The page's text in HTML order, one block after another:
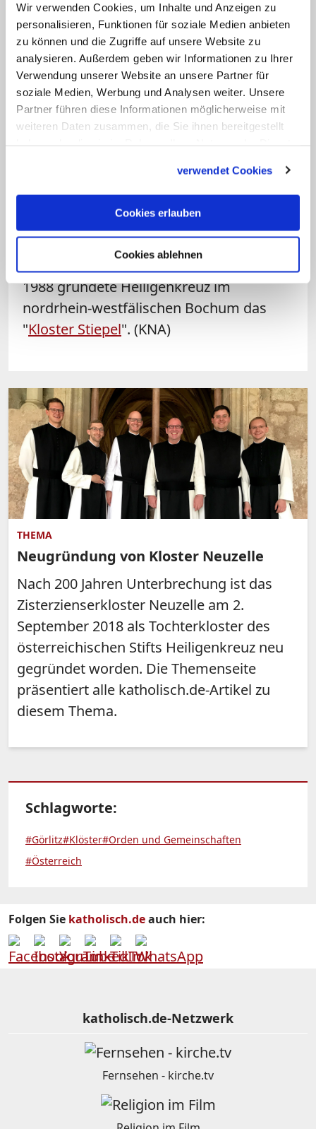
Wir verwenden Cookies, um Inhalte und Anzeigen zu
personalisieren, Funktionen für soziale Medien anbieten
zu können und die Zugriffe auf unsere Website zu
analysieren. Außerdem geben wir Informationen zu Ihrer
Verwendung unserer Website an unsere Partner für
soziale Medien, Werbung und Analysen weiter. Unsere
Partner führen diese Informationen möglicherweise mit
weiteren Daten zusammen, die Sie ihnen bereitgestellt
verwendet Cookies
Cookies erlauben
Cookies ablehnen
es von zwölf Mönchen aus dem
französischen Zisterzienserkloster
Morimond im Wienerwald gegründet.
Das Stift gehört zu den größten
mittelalterlichen Klosteranlagen der Welt.
Papst Benedikt XVI. besuchte
Die rund 100 Zisterzienser des Klosters
wirken als Seelsorger in der Region.
Zudem betreiben sie seit 1802 eine
eigene Philosophisch-Theologische
Hochschule für die Priesterausbildung.
1988 gründete Heiligenkreuz im
nordrhein-westfälischen Bochum das
"Kloster Stiepel". (KNA)
THEMA
Neugründung von Kloster Neuzelle
Nach 200 Jahren Unterbrechung ist das
Zisterzienserkloster Neuzelle am 2.
September 2018 als Tochterkloster des
österreichischen Stifts Heiligenkreuz neu
gegründet worden. Die Themenseite
präsentiert alle katholisch.de-Artikel zu
diesem Thema.
Schlagworte:
#Görlitz#Klöster#Orden und Gemeinschaften
#Österreich
Folgen Sie katholisch.deauch hier:
katholisch.de-Netzwerk
Fernsehen - kirche.tv